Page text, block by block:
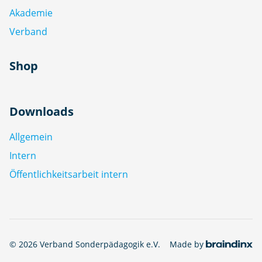
Akademie
Verband
Shop
Downloads
Allgemein
Intern
Öffentlichkeitsarbeit intern
© 2026 Verband Sonderpädagogik e.V. Made by